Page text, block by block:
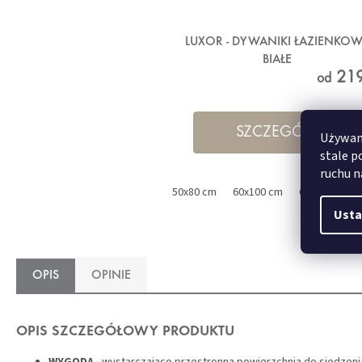
stale
ruchu
LUXOR - DYWANIKI
BIAŁE
od
SZCZEGÓŁY
50x80 cm 60x100 cm 60x60 cm
OPIS OPINIE
OPIS SZCZEGÓŁOWY PRODUKTU